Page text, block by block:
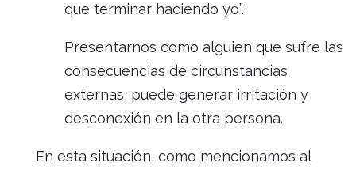
que terminar haciendo yo”.
Presentarnos como alguien que sufre las
consecuencias de circunstancias
externas, puede generar irritación y
desconexión en la otra persona.
En esta situación, como mencionamos al